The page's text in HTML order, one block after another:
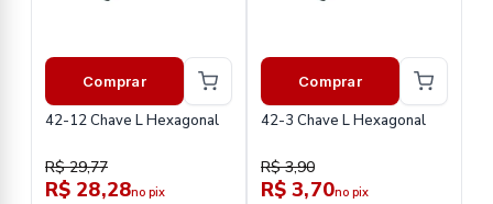
Comprar
42-12 Chave L Hexagonal
R$ 29,77
R$ 28,28no pix
Comprar
42-3 Chave L Hexagonal
R$ 3,90
R$ 3,70no pix